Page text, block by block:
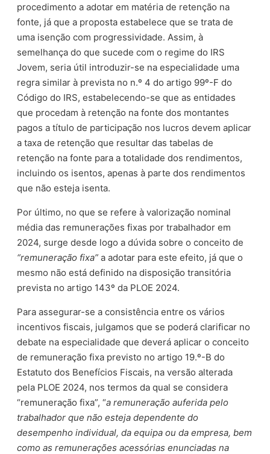
procedimento a adotar em matéria de retenção na
fonte, já que a proposta estabelece que se trata de
uma isenção com progressividade. Assim, à
semelhança do que sucede com o regime do IRS
Jovem, seria útil introduzir-se na especialidade uma
regra similar à prevista no n.º 4 do artigo 99º-F do
Código do IRS, estabelecendo-se que as entidades
que procedam à retenção na fonte dos montantes
pagos a título de participação nos lucros devem aplicar
a taxa de retenção que resultar das tabelas de
retenção na fonte para a totalidade dos rendimentos,
incluindo os isentos, apenas à parte dos rendimentos
que não esteja isenta.
Por último, no que se refere à valorização nominal
média das remunerações fixas por trabalhador em
2024, surge desde logo a dúvida sobre o conceito de
“remuneração fixa”a adotar para este efeito, já que o
mesmo não está definido na disposição transitória
prevista no artigo 143º da PLOE 2024.
Para assegurar-se a consistência entre os vários
incentivos fiscais, julgamos que se poderá clarificar no
debate na especialidade que deverá aplicar o conceito
de remuneração fixa previsto no artigo 19.º-B do
Estatuto dos Benefícios Fiscais, na versão alterada
pela PLOE 2024, nos termos da qual se considera
“remuneração fixa”, “a remuneração auferida pelo
trabalhador que não esteja dependente do
desempenho individual, da equipa ou da empresa, bem
como as remunerações acessórias enunciadas na